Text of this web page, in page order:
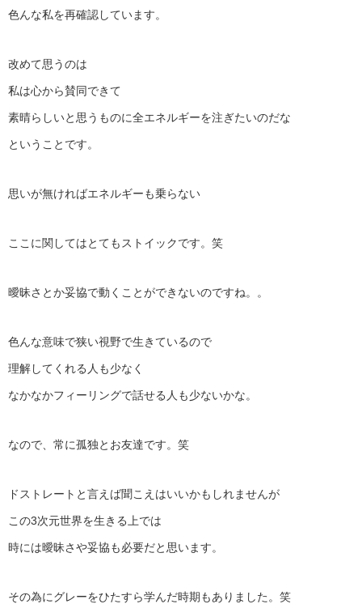
色んな私を再確認しています。
改めて思うのは
私は心から賛同できて
素晴らしいと思うものに全エネルギーを注ぎたいのだな
ということです。
思いが無ければエネルギーも乗らない
ここに関してはとてもストイックです。笑
曖昧さとか妥協で動くことができないのですね。。
色んな意味で狭い視野で生きているので
理解してくれる人も少なく
なかなかフィーリングで話せる人も少ないかな。
なので、常に孤独とお友達です。笑
ドストレートと言えば聞こえはいいかもしれませんが
この3次元世界を生きる上では
時には曖昧さや妥協も必要だと思います。
その為にグレーをひたすら学んだ時期もありました。笑